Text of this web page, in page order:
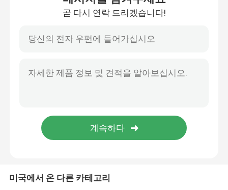
곧 다시 연락 드리겠습니다!
미국에서 온 다른 카테고리